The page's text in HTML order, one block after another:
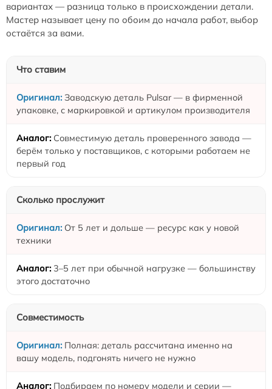
вариантах — разница только в происхождении детали.
Мастер называет цену по обоим до начала работ, выбор
остаётся за вами.
Что ставим
Заводскую деталь Pulsar — в фирменной
упаковке, с маркировкой и артикулом производителя
Совместимую деталь проверенного завода —
берём только у поставщиков, с которыми работаем не
первый год
Сколько прослужит
От 5 лет и дольше — ресурс как у новой
техники
3–5 лет при обычной нагрузке — большинству
этого достаточно
Совместимость
Полная: деталь рассчитана именно на
вашу модель, подгонять ничего не нужно
Подбираем по номеру модели и серии —